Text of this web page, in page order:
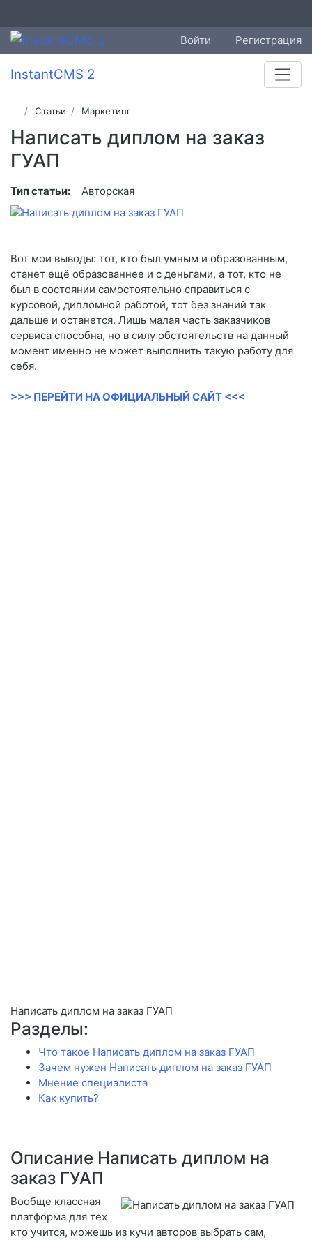
Войти Регистрация
InstantCMS 2
Статьи Маркетинг
Написать диплом на заказ
ГУАП
Тип статьи: Авторская
Вот мои выводы: тот, кто был умным и образованным,
станет ещё образованнее и с деньгами, а тот, кто не
был в состоянии самостоятельно справиться с
курсовой, дипломной работой, тот без знаний так
дальше и останется. Лишь малая часть заказчиков
сервиса способна, но в силу обстоятельств на данный
момент именно не может выполнить такую работу для
себя.
>>> ПЕРЕЙТИ НА ОФИЦИАЛЬНЫЙ САЙТ <<<
Написать диплом на заказ ГУАП
Разделы:
Что такое Написать диплом на заказ ГУАП
Зачем нужен Написать диплом на заказ ГУАП
Мнение специалиста
Как купить?
Описание Написать диплом на
заказ ГУАП
Вообще классная
платформа для тех
кто учится, можешь из кучи авторов выбрать сам,